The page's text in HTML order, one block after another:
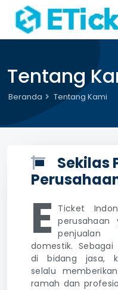
Tentang
Beranda Tentang Kami
Sekilas
E Ticket
domestik.
di bidang jasa,
selalu
ramah dan